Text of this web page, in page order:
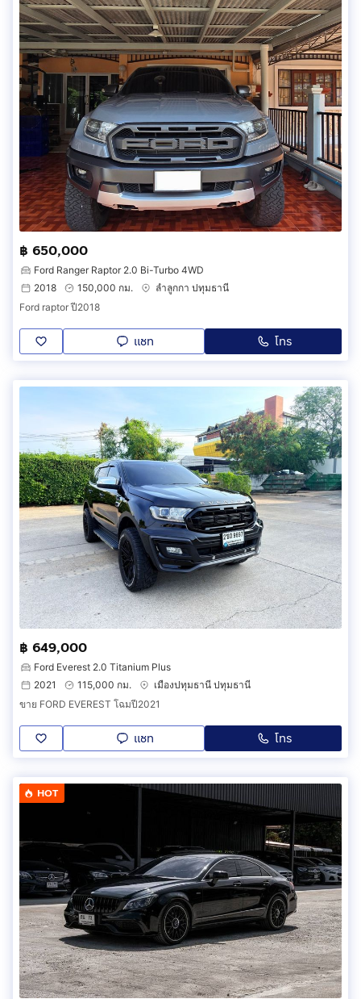
฿ 650,000
Ford Ranger Raptor 2.0 Bi-Turbo 4WD
2018
150,000 กม.
ลำลูกกา ปทุมธานี
Ford raptor​ ปี2018
แชท โทร
฿ 649,000
Ford Everest 2.0 Titanium Plus
2021
115,000 กม.
เมืองปทุมธานี ปทุมธานี
ขาย FORD EVEREST โฉมปี2021
แชท โทร
HOT